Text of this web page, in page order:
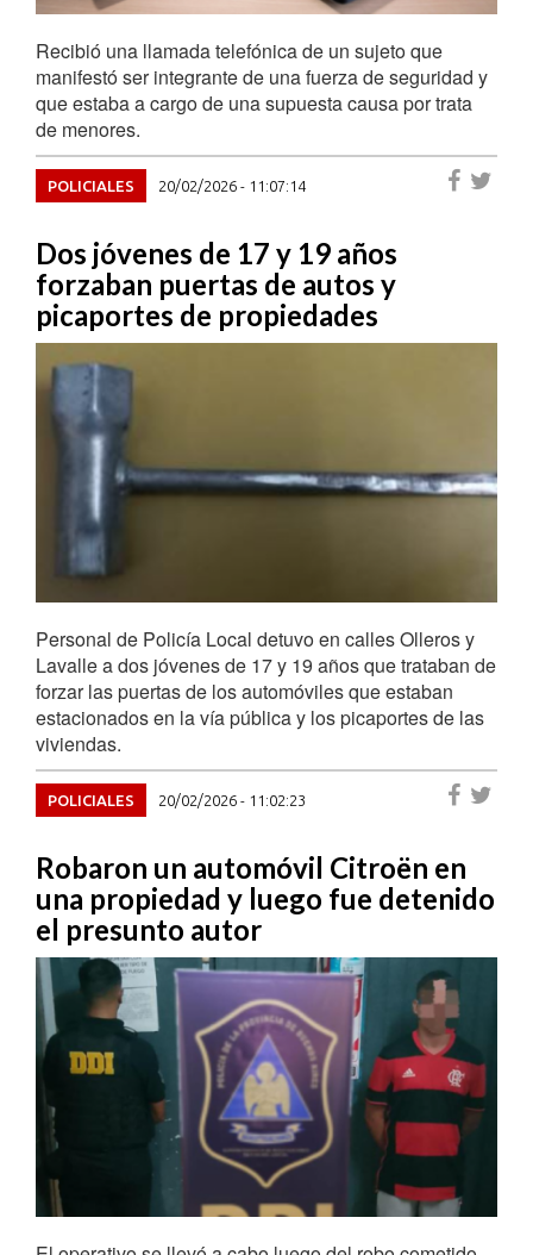
Recibió una llamada telefónica de un sujeto que
manifestó ser integrante de una fuerza de seguridad y
que estaba a cargo de una supuesta causa por trata
de menores.
POLICIALES 20/02/2026 - 11:07:14
Dos jóvenes de 17 y 19 años
forzaban puertas de autos y
picaportes de propiedades
Personal de Policía Local detuvo en calles Olleros y
Lavalle a dos jóvenes de 17 y 19 años que trataban de
forzar las puertas de los automóviles que estaban
estacionados en la vía pública y los picaportes de las
viviendas.
POLICIALES 20/02/2026 - 11:02:23
Robaron un automóvil Citroën en
una propiedad y luego fue detenido
el presunto autor